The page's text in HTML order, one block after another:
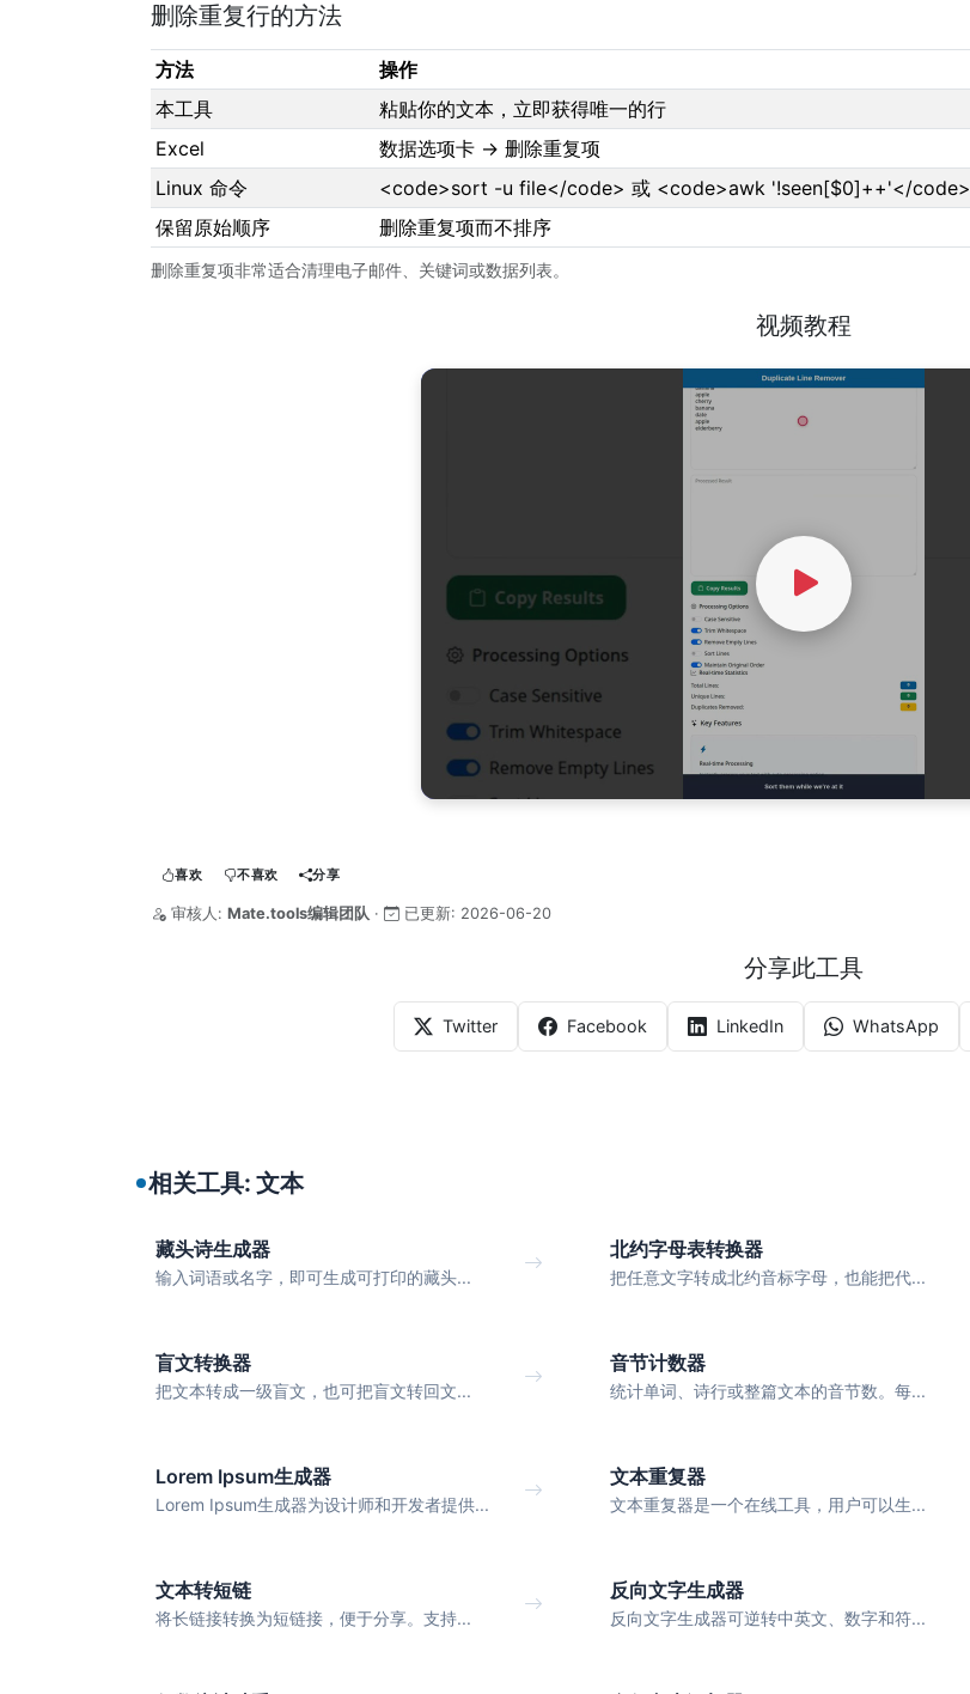
删除重复行的方法
方法
操作
本工具
粘贴你的文本，立即获得唯一的行
Excel
数据选项卡 → 删除重复项
Linux 命令
<code>sort -u file</code> 或 <code>awk '!seen[$0]++'</code>
保留原始顺序
删除重复项而不排序
删除重复项非常适合清理电子邮件、关键词或数据列表。
视频教程
Watch Video
喜欢 不喜欢 分享
审核人: Mate.tools编辑团队 · 已更新: 2026-06-20
分享此工具
Twitter Facebook LinkedIn WhatsApp
相关工具: 文本
藏头诗生成器
输入词语或名字，即可生成可打印的藏头...
北约字母表转换器
把任意文字转成北约音标字母，也能把代...
盲文转换器
把文本转成一级盲文，也可把盲文转回文...
音节计数器
统计单词、诗行或整篇文本的音节数。每...
Lorem Ipsum生成器
Lorem Ipsum生成器为设计师和开发者提供...
文本重复器
文本重复器是一个在线工具，用户可以生...
文本转短链
将长链接转换为短链接，便于分享。支持...
反向文字生成器
反向文字生成器可逆转中英文、数字和符...